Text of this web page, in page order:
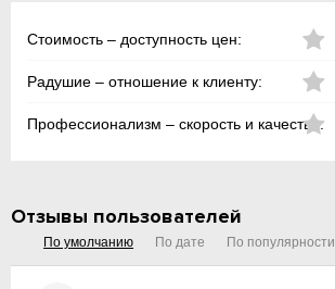
Стоимость – доступность цен:
Радушие – отношение к клиенту:
Профессионализм – скорость и качество:
Отзывы пользователей
По умолчанию По дате По популярности